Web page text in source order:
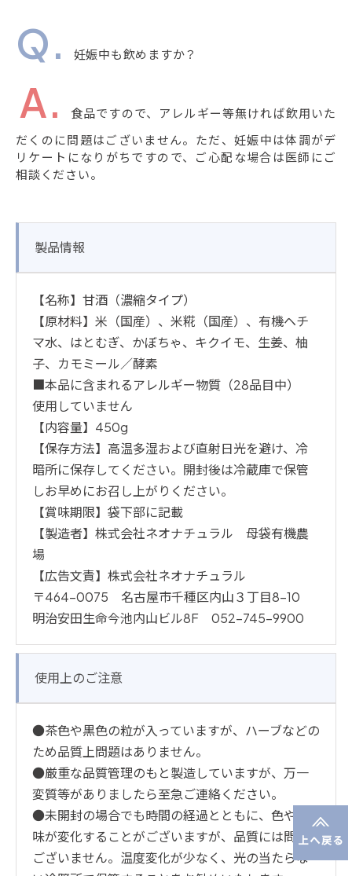
妊娠中も飲めますか？
食品ですので、アレルギー等無ければ飲用いた
だくのに問題はございません。ただ、妊娠中は体調がデ
リケートになりがちですので、ご心配な場合は医師にご
相談ください。
製品情報
【名称】甘酒（濃縮タイプ）
【原材料】米（国産）、米糀（国産）、有機ヘチ
マ水、はとむぎ、かぼちゃ、キクイモ、生姜、柚
子、カモミール／酵素
■本品に含まれるアレルギー物質（28品目中）
使用していません
【内容量】450g
【保存方法】高温多湿および直射日光を避け、冷
暗所に保存してください。開封後は冷蔵庫で保管
しお早めにお召し上がりください。
【賞味期限】袋下部に記載
【製造者】株式会社ネオナチュラル 母袋有機農
場
【広告文責】株式会社ネオナチュラル
〒464-0075 名古屋市千種区内山３丁目8-10
明治安田生命今池内山ビル8F 052-745-9900
使用上のご注意
●茶色や黒色の粒が入っていますが、ハーブなどの
ため品質上問題はありません。
●厳重な品質管理のもと製造していますが、万一
変質等がありましたら至急ご連絡ください。
●未開封の場合でも時間の経過とともに、色や風
味が変化することがございますが、品質には問題
ございません。温度変化が少なく、光の当たらな